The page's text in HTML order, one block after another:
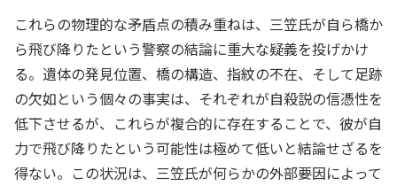
これらの物理的な矛盾点の積み重ねは、三笠氏が自ら橋か
ら飛び降りたという警察の結論に重大な疑義を投げかけ
る。遺体の発見位置、橋の構造、指紋の不在、そして足跡
の欠如という個々の事実は、それぞれが自殺説の信憑性を
低下させるが、これらが複合的に存在することで、彼が自
力で飛び降りたという可能性は極めて低いと結論せざるを
得ない。この状況は、三笠氏が何らかの外部要因によって